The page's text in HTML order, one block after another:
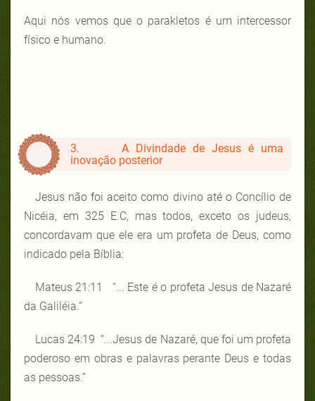
Aqui nós vemos que o parakletos é um intercessor
físico e humano.
3. A Divindade de Jesus é uma
inovação posterior
Jesus não foi aceito como divino até o Concílio de
Nicéia, em 325 E.C, mas todos, exceto os judeus,
concordavam que ele era um profeta de Deus, como
indicado pela Bíblia:
Mateus 21:11 “... Este é o profeta Jesus de Nazaré
da Galiléia.”
Lucas 24:19 “...Jesus de Nazaré, que foi um profeta
poderoso em obras e palavras perante Deus e todas
as pessoas.”